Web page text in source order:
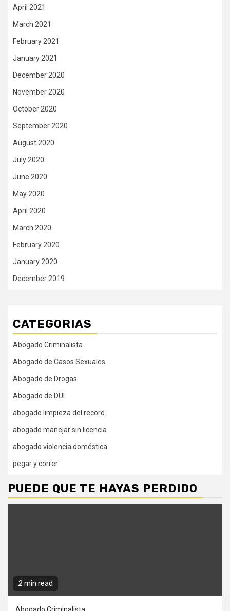
April 2021
March 2021
February 2021
January 2021
December 2020
November 2020
October 2020
September 2020
August 2020
July 2020
June 2020
May 2020
April 2020
March 2020
February 2020
January 2020
December 2019
CATEGORIAS
Abogado Criminalista
Abogado de Casos Sexuales
Abogado de Drogas
Abogado de DUI
abogado limpieza del record
abogado manejar sin licencia
abogado violencia doméstica
pegar y correr
PUEDE QUE TE HAYAS PERDIDO
2 min read